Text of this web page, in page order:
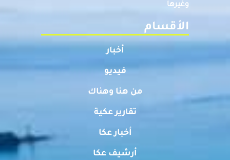
وغيرها
الأقسام
أخبار
فيديو
من هنا وهناك
تقارير عكية
أخبار عكا
أرشيف عكا